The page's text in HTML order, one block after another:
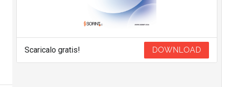
Scaricalo gratis! DOWNLOAD